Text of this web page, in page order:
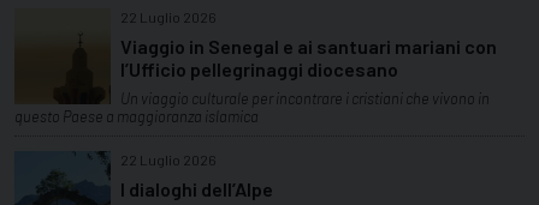
22 Luglio 2026
Viaggio in Senegal e ai santuari mariani con
l’Ufficio pellegrinaggi diocesano
Un viaggio culturale per incontrare i cristiani che vivono in
questo Paese a maggioranza islamica
22 Luglio 2026
I dialoghi dell’Alpe